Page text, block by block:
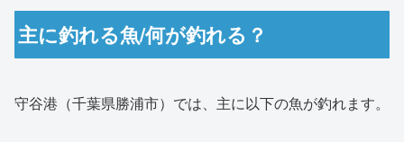
主に釣れる魚/何が釣れる？
守谷港（千葉県勝浦市）では、主に以下の魚が釣れます。